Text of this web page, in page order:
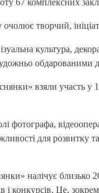
творчий,
культура,
обдарованими
взяли участь у
фотографа,
для розвитку
налічує близько
конкурсів. Це,